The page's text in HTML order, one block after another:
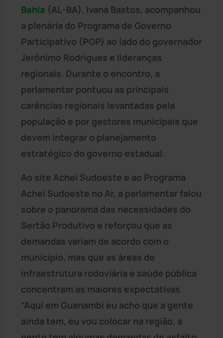
Bahia (AL-BA), Ivana Bastos, acompanhou
a plenária do Programa de Governo
Participativo (PGP) ao lado do governador
Jerônimo Rodrigues e lideranças
regionais. Durante o encontro, a
parlamentar pontuou as principais
carências regionais levantadas pela
população e por gestores municipais que
devem integrar o planejamento
estratégico do governo estadual.
Ao site Achei Sudoeste e ao Programa
Achei Sudoeste no Ar, a parlamentar falou
sobre o panorama das necessidades do
Sertão Produtivo e reforçou que as
demandas variam de acordo com o
município, mas que as áreas de
infraestrutura rodoviária e saúde pública
concentram as maiores expectativas.
“Aqui em Guanambi eu acho que a gente
ainda tem, eu vou colocar na região, a